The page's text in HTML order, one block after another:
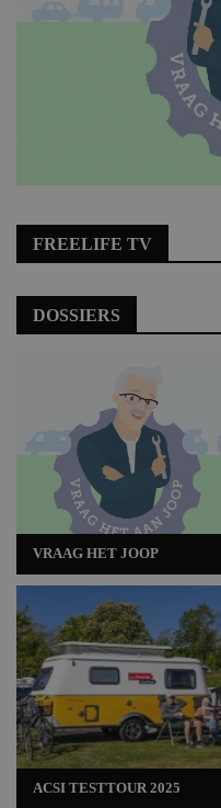
FREELIFE TV
DOSSIERS
VRAAG HET JOOP
ACSI TESTTOUR 2025